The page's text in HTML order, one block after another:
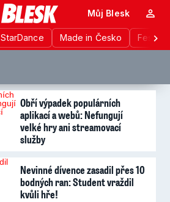
StarDance Made in Česko
Můj Blesk
Obří výpadek populárních
aplikací a webů: Nefungují
velké hry ani streamovací
služby
Nevinné dívence zasadil přes 10
bodných ran: Student vraždil
kvůli hře!